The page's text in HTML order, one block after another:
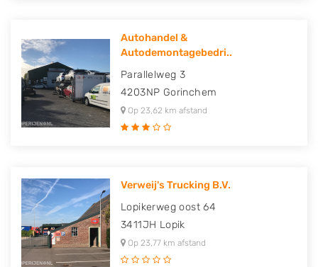
Autohandel &
Autodemontagebedri..
Parallelweg 3
4203NP Gorinchem
Op 23,62 km afstand
Verweij's Trucking B.V.
Lopikerweg oost 64
3411JH Lopik
Op 23,77 km afstand